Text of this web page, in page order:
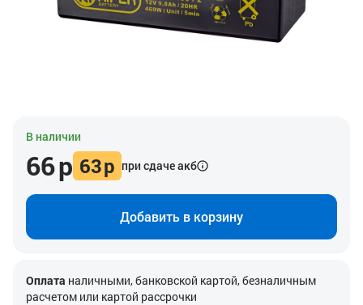
В наличии
66р 63р при сдаче акб
Добавить в корзину
Оплата наличными, банковской картой, безналичным
расчетом или картой рассрочки